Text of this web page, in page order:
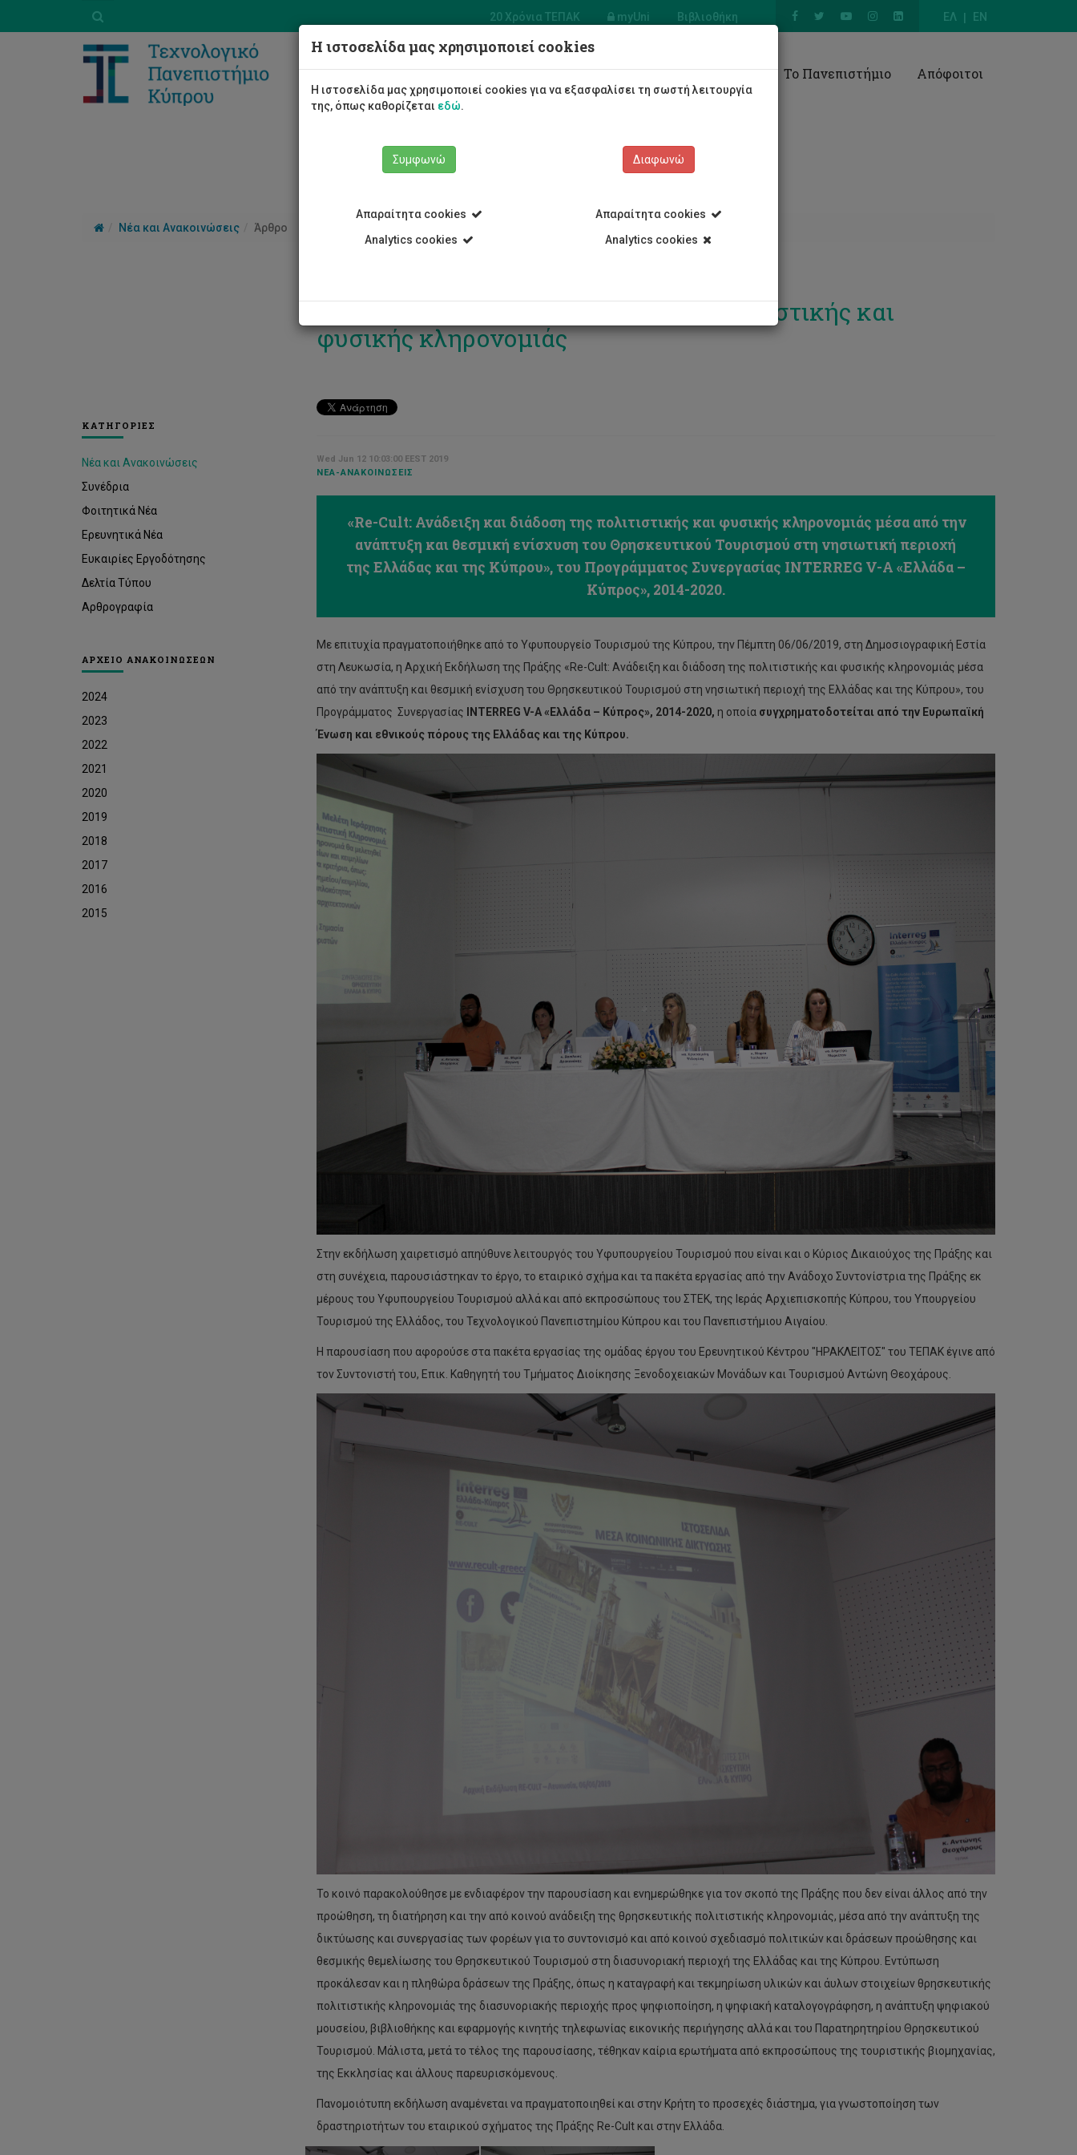
ΕΛ EN
20 Χρόνια ΤΕΠΑΚ myUni Βιβλιοθήκη
Φοιτητές/τριες Σπουδές Έρευνα Το Πανεπιστήμιο Απόφοιτοι
Νέα και Ανακοινώσεις Άρθρο
ΚΑΤΗΓΟΡΙΕΣ
Νέα και Ανακοινώσεις
Συνέδρια
Φοιτητικά Νέα
Ερευνητικά Νέα
Ευκαιρίες Εργοδότησης
Δελτία Τύπου
Αρθρογραφία
ΑΡΧΕΙΟ ΑΝΑΚΟΙΝΩΣΕΩΝ
2024
2023
2022
2021
2020
2019
2018
2017
2016
2015
Re-Cult: Ανάδειξη και διάδοση της πολιτιστικής και
φυσικής κληρονομιάς
Wed Jun 12 10:03:00 EEST 2019
ΝΈΑ-ΑΝΑΚΟΙΝΏΣΕΙΣ
«Re-Cult: Ανάδειξη και διάδοση της πολιτιστικής και φυσικής κληρονομιάς μέσα από την
ανάπτυξη και θεσμική ενίσχυση του Θρησκευτικού Τουρισμού στη νησιωτική περιοχή
της Ελλάδας και της Κύπρου», του Προγράμματος Συνεργασίας INTERREG V-A «Ελλάδα –
Κύπρος», 2014-2020.
Με επιτυχία πραγματοποιήθηκε από το Υφυπουργείο Τουρισμού της Κύπρου, την Πέμπτη 06/06/2019, στη Δημοσιογραφική Εστία
στη Λευκωσία, η Αρχική Εκδήλωση της Πράξης «Re-Cult: Ανάδειξη και διάδοση της πολιτιστικής και φυσικής κληρονομιάς μέσα
από την ανάπτυξη και θεσμική ενίσχυση του Θρησκευτικού Τουρισμού στη νησιωτική περιοχή της Ελλάδας και της Κύπρου», του
Προγράμματος Συνεργασίας
INTERREG V-A«Ελλάδα – Κύπρος», 2014-2020, η οποία συγχρηματοδοτείται από την Ευρωπαϊκή
Ένωση και εθνικούς πόρους της Ελλάδας και της Κύπρου.
Στην εκδήλωση χαιρετισμό απηύθυνε λειτουργός του Υφυπουργείου Τουρισμού που είναι και ο Κύριος Δικαιούχος της Πράξης και
στη συνέχεια, παρουσιάστηκαν το έργο, το εταιρικό σχήμα και τα πακέτα εργασίας από την Ανάδοχο Συντονίστρια της Πράξης εκ
μέρους του Υφυπουργείου Τουρισμού αλλά και από εκπροσώπους του ΣΤΕΚ, της Ιεράς Αρχιεπισκοπής Κύπρου, του Υπουργείου
Τουρισμού της Ελλάδος, του Τεχνολογικού Πανεπιστημίου Κύπρου και του Πανεπιστήμιου Αιγαίου.
Η παρουσίαση που αφορούσε στα πακέτα εργασίας της ομάδας έργου του Ερευνητικού Κέντρου "ΗΡΑΚΛΕΙΤΟΣ" του ΤΕΠΑΚ έγινε από
τον Συντονιστή του, Επικ. Καθηγητή του Τμήματος Διοίκησης Ξενοδοχειακών Μονάδων και Τουρισμού Αντώνη Θεοχάρους.
Το κοινό παρακολούθησε με ενδιαφέρον την παρουσίαση και ενημερώθηκε για τον σκοπό της Πράξης που δεν είναι άλλος από την
προώθηση, τη διατήρηση και την από κοινού ανάδειξη της θρησκευτικής πολιτιστικής κληρονομιάς, μέσα από την ανάπτυξη της
δικτύωσης και συνεργασίας των φορέων για το συντονισμό και από κοινού σχεδιασμό πολιτικών και δράσεων προώθησης και
θεσμικής θεμελίωσης του Θρησκευτικού Τουρισμού στη διασυνοριακή περιοχή της Ελλάδας και της Κύπρου. Εντύπωση
προκάλεσαν και η πληθώρα δράσεων της Πράξης, όπως η καταγραφή και τεκμηρίωση υλικών και άυλων στοιχείων θρησκευτικής
πολιτιστικής κληρονομιάς της διασυνοριακής περιοχής προς ψηφιοποίηση, η ψηφιακή καταλογογράφηση, η ανάπτυξη ψηφιακού
μουσείου, βιβλιοθήκης και εφαρμογής κινητής τηλεφωνίας εικονικής περιήγησης αλλά και του Παρατηρητηρίου Θρησκευτικού
Τουρισμού. Μάλιστα, μετά το τέλος της παρουσίασης, τέθηκαν καίρια ερωτήματα από εκπροσώπους της τουριστικής βιομηχανίας,
της Εκκλησίας και άλλους παρευρισκόμενους.
Πανομοιότυπη εκδήλωση αναμένεται να πραγματοποιηθεί και στην Κρήτη το προσεχές διάστημα, για γνωστοποίηση των
δραστηριοτήτων του εταιρικού σχήματος της Πράξης Re-Cult και στην Ελλάδα.
Times
Higher
Η ιστοσελίδα μας χρησιμοποιεί cookies
Η ιστοσελίδα μας χρησιμοποιεί cookies για να εξασφαλίσει τη σωστή λειτουργία
της, όπως καθορίζεται εδώ.
Συμφωνώ
Απαραίτητα cookies
Analytics cookies
Διαφωνώ
Απαραίτητα cookies
Analytics cookies